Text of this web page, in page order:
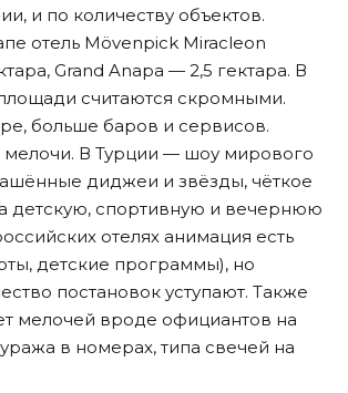
и по количеству объектов.
отель Mövenpick Miracleon
Grand Anapa — 2,5 гектара. В
считаются скромными.
больше баров и сервисов.
В Турции — шоу мирового
диджеи и звёзды, чёткое
детскую, спортивную и вечернюю
отелях анимация есть
детские программы), но
постановок уступают. Также
мелочей вроде официантов на
в номерах, типа свечей на